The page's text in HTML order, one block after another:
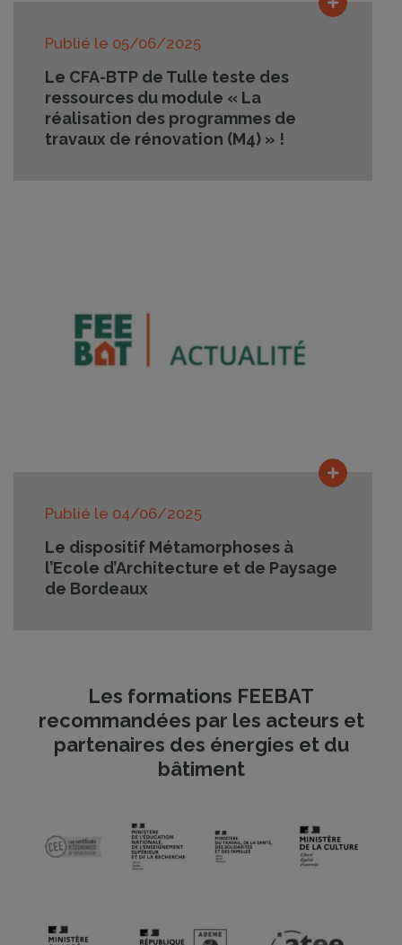
Publié le 05/06/2025
Le CFA-BTP de Tulle teste des
ressources du module « La
réalisation des programmes de
travaux de rénovation (M4) » !
Lire la
Publié le 04/06/2025
Le dispositif Métamorphoses à
l’Ecole d’Architecture et de Paysage
de Bordeaux
Lire la
Les formations FEEBAT
recommandées par les acteurs et
partenaires des énergies et du
bâtiment